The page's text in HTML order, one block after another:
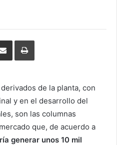
Share
Email
Print
de la planta, con
y en el desarrollo del
son las columnas
que, de acuerdo a
generar unos 10 mil